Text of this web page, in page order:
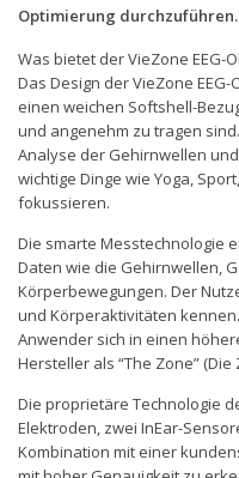
Flatrate-Datentarife
Optimierung durchzuführen.
Was bietet der VieZone EEG-
Das Design der VieZone
einen weichen Softshell-
und angenehm zu tragen
Analyse der Gehirnwellen
wichtige Dinge wie Yoga,
fokussieren.
Die smarte Messtechnologie
Daten wie die Gehirnwellen,
Körperbewegungen. Der
und Körperaktivitäten
Anwender sich in einen
Hersteller als “The Zone”
Die proprietäre Technologie
Elektroden, zwei InEar-
Kombination mit einer